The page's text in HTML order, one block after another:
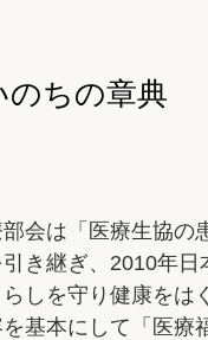
のちの章典
会は「医療生協
き継ぎ、2010年
しを守り健康を
基本にして「医療